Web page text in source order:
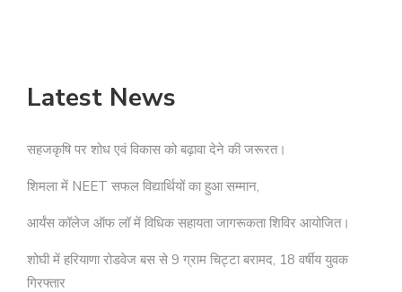
Latest News
सहजकृषि पर शोध एवं विकास को बढ़ावा देने की जरूरत।
शिमला में NEET सफल विद्यार्थियों का हुआ सम्मान,
आर्यंस कॉलेज ऑफ लॉ में विधिक सहायता जागरूकता शिविर आयोजित।
शोघी में हरियाणा रोडवेज बस से 9 ग्राम चिट्टा बरामद, 18 वर्षीय युवक
गिरफ्तार